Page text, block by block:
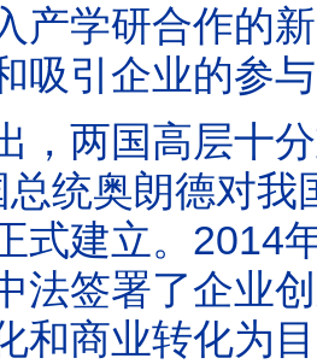
产学研合作的
吸引企业的参
两国高层十分
统奥朗德对
式建立。2014
法签署了企业
和商业转化为